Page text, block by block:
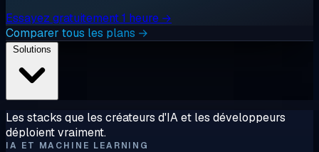
Essayez gratuitement 1 heure →
Comparer tous les plans →
Les stacks que les créateurs d'IA et les développeurs
déploient vraiment.
IA ET MACHINE LEARNING